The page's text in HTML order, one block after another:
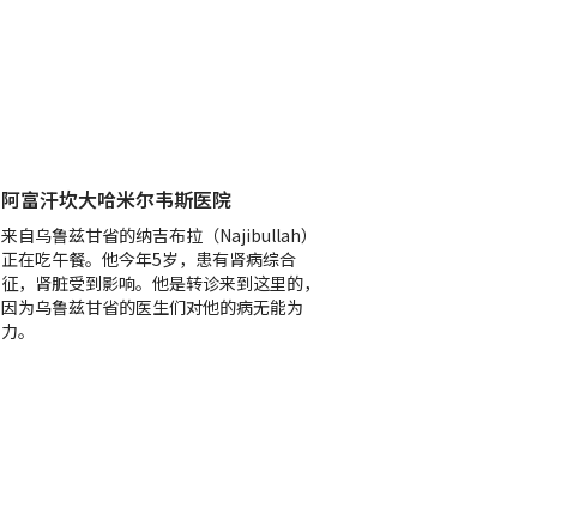
阿富汗坎大哈米尔韦斯医院
来自乌鲁兹甘省的纳吉布拉（Najibullah）
正在吃午餐。他今年5岁，患有肾病综合
征，肾脏受到影响。他是转诊来到这里的，
因为乌鲁兹甘省的医生们对他的病无能为
力。